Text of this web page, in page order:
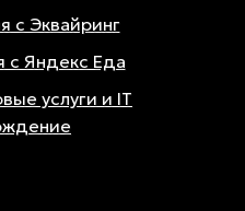
с Эквайринг
с Яндекс Еда
услуги и IT